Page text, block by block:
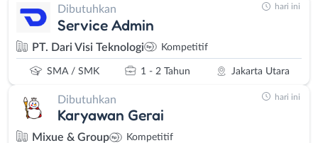
Dibutuhkan
Service Admin
PT. Dari Visi Teknologi Kompetitif
SMA / SMK 1 - 2 Tahun Jakarta Utara
hari ini
Dibutuhkan
Karyawan Gerai
Mixue & Group Kompetitif
hari ini